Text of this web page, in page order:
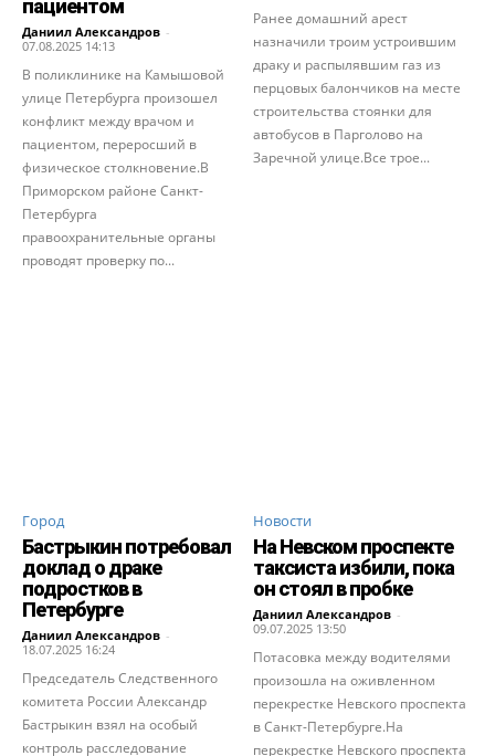
пациентом
Даниил Александров -
07.08.2025 14:13
В поликлинике на Камышовой
улице Петербурга произошел
конфликт между врачом и
пациентом, переросший в
физическое столкновение.В
Приморском районе Санкт-
Петербурга
правоохранительные органы
проводят проверку по...
Ранее домашний арест
назначили троим устроившим
драку и распылявшим газ из
перцовых балончиков на месте
строительства стоянки для
автобусов в Парголово на
Заречной улице.Все трое...
Город
Бастрыкин потребовал
доклад о драке
подростков в
Петербурге
Даниил Александров -
18.07.2025 16:24
Председатель Следственного
комитета России Александр
Бастрыкин взял на особый
контроль расследование
Новости
На Невском проспекте
таксиста избили, пока
он стоял в пробке
Даниил Александров -
09.07.2025 13:50
Потасовка между водителями
произошла на оживленном
перекрестке Невского проспекта
в Санкт-Петербурге.На
перекрестке Невского проспекта